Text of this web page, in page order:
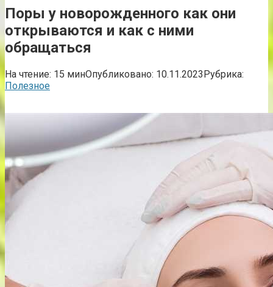
Поры у новорожденного как они
открываются и как с ними
обращаться
На чтение: 15 минОпубликовано: 10.11.2023Рубрика:
Полезное